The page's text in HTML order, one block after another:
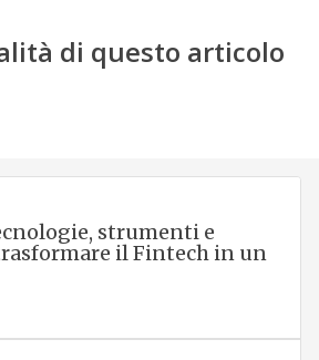
di questo articolo
strumenti e
il Fintech in un